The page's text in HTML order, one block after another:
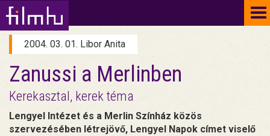
2004. 03. 01. Libor Anita
Zanussi a Merlinben
Kerekasztal, kerek téma
Lengyel Intézet és a Merlin Színház közös
szervezésében létrejövő, Lengyel Napok címet viselő